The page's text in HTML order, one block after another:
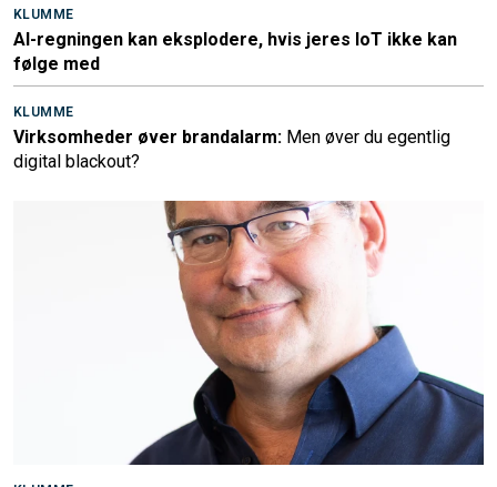
KLUMME
AI-regningen kan eksplodere, hvis jeres IoT ikke kan
følge med
KLUMME
Virksomheder øver brandalarm: Men øver du egentlig
digital blackout?